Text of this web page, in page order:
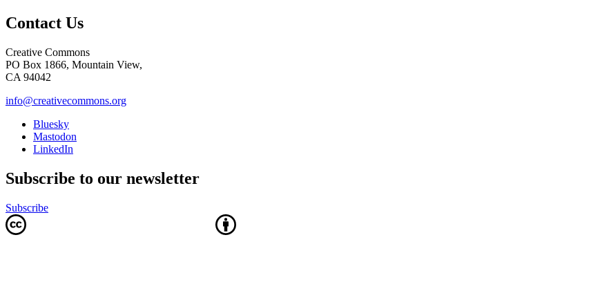
Contact Us
Creative Commons
PO Box 1866, Mountain View,
CA 94042
info@creativecommons.org
Bluesky
Mastodon
LinkedIn
Subscribe to our newsletter
Subscribe